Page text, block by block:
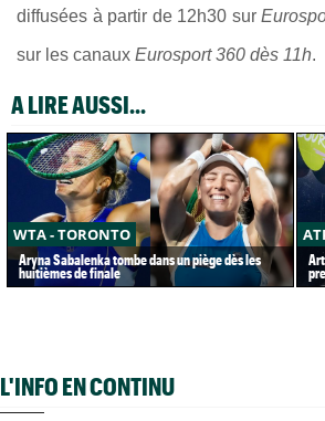
diffusées à partir de 12h30 sur
sur les canaux Eurosport 360 dès 11h.
A LIRE AUSSI...
WTA - TORONTO
Aryna Sabalenka tombe dans un piège dès les
huitièmes de finale
L'INFO EN CONTINU